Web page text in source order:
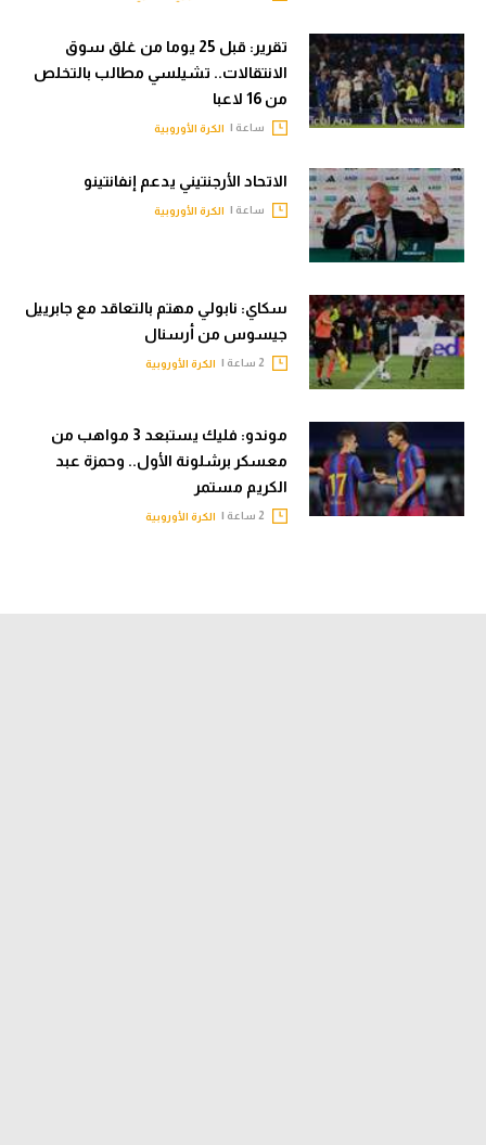
تقرير: قبل 25 يوما من غلق سوق
الانتقالات.. تشيلسي مطالب بالتخلص
من 16 لاعبا
ساعة | الكرة الأوروبية
الاتحاد الأرجنتيني يدعم إنفانتينو
ساعة | الكرة الأوروبية
سكاي: نابولي مهتم بالتعاقد مع جابرييل
جيسوس من أرسنال
الكرة الأوروبية
موندو: فليك يستبعد 3 مواهب من
معسكر برشلونة الأول.. وحمزة عبد
الكريم مستمر
الكرة الأوروبية